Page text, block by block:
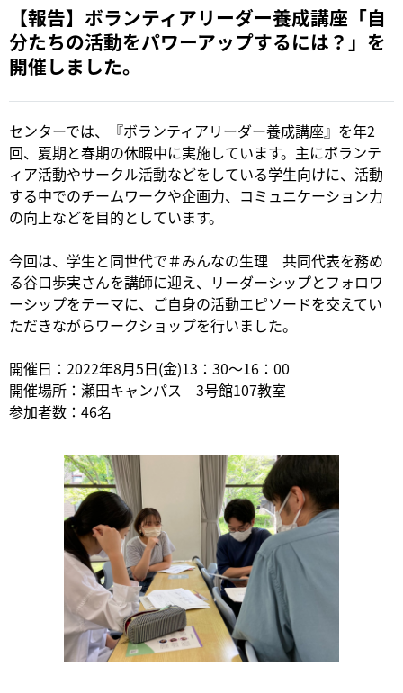
【報告】ボランティアリーダー養成講座「自
分たちの活動をパワーアップするには？」を
開催しました。
センターでは、『ボランティアリーダー養成講座』を年2
回、夏期と春期の休暇中に実施しています。主にボランテ
ィア活動やサークル活動などをしている学生向けに、活動
する中でのチームワークや企画力、コミュニケーション力
の向上などを目的としています。
今回は、学生と同世代で＃みんなの生理 共同代表を務め
る谷口歩実さんを講師に迎え、リーダーシップとフォロワ
ーシップをテーマに、ご自身の活動エピソードを交えてい
ただきながらワークショップを行いました。
開催日：2022年8月5日(金)13：30～16：00
開催場所：瀬田キャンパス 3号館107教室
参加者数：46名